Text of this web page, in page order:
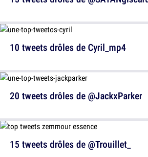
20 tweets drôles de @JackxParker
10 tweets drôles de Cyril_mp4
15 tweets drôles de @Trouillet_